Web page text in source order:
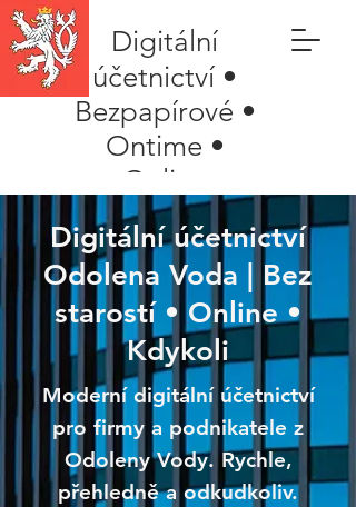
Digitální
účetnictví •
Bezpapírové •
Ontime •
Online
Digitální účetnictví
Odolena Voda | Bez
starostí • Online •
Kdykoli
Moderní digitální účetnictví
pro firmy a podnikatele z
Odoleny Vody. Rychle,
přehledně a odkudkoliv.